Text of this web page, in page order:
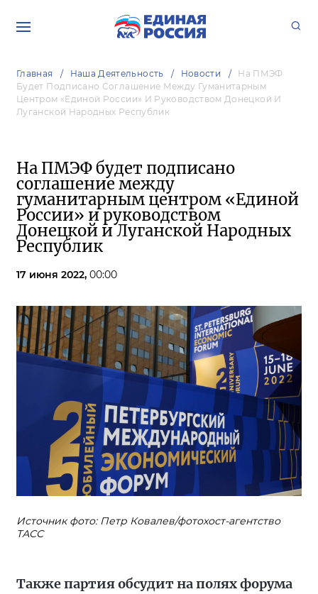
Главная Наша Деятельность Новости
На ПМЭФ
Будет Подписано Соглашение Между Гуманитарным
Центром «Единой России» И Руководством Донецкой И
Луганской Народных Республик
На ПМЭФ будет подписано
соглашение между
гуманитарным центром «Единой
России» и руководством
Донецкой и Луганской Народных
Республик
17 июня 2022, 00:00
Источник фото: Петр Ковалев/фотохост-агентство
ТАСС
Также партия обсудит на полях форума